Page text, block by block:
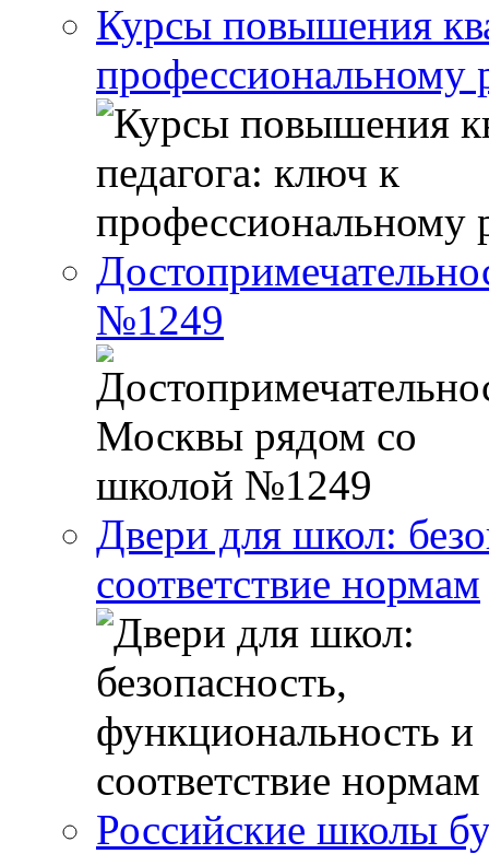
Курсы повышения
профессиональному
№1249
Двери для школ:
соответствие нормам
Российские школы